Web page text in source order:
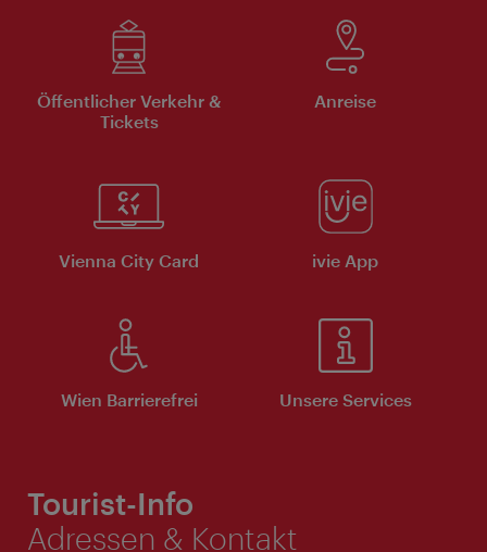
Öffentlicher Verkehr &
Tickets
Anreise
Vienna City Card ivie App
Wien Barrierefrei Unsere Services
Tourist-Info
Adressen & Kontakt